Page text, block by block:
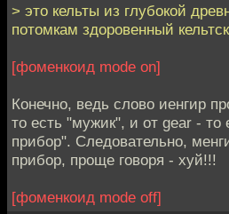
> это кельты из глубокой
потомкам здоровенный
[фоменкоид mode on]
Конечно, ведь слово иенгир
то есть "мужик", и от gear - то
прибор". Следовательно,
прибор, проще говоря - хуй!!!
[фоменкоид mode off]